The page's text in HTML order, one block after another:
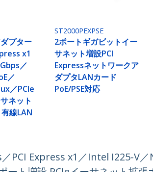
プター
x1
／
／
／PCIe
ネット
有線LAN
ST2000PEXPSE
2ポートギガビットイー
サネット増設PCI
Expressネットワークア
ダプタLANカード
PoE/PSE対応
PCI Express x1／Intel I225-V
ート増設 PCIeイーサネット拡張